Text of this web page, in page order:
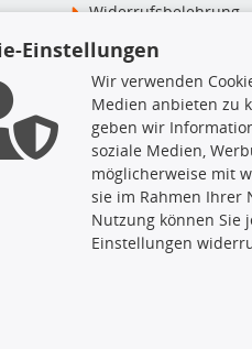
Widerrufsbelehrung
Zahlung & Versand
Top Produkte
Beleuchtung
Bremsbeläge
Bremsscheiben
Kupplungssatz
Querlenker
Einstellungen
Wir verwenden
Medien anbieten zu
geben wir
soziale Medien,
möglicherweise mit
sie im Rahmen Ihrer
Nutzung können Sie
Einstellungen